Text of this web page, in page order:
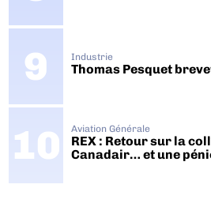
Industrie
Thomas Pesquet
Aviation Générale
REX : Retour sur la
Canadair… et une